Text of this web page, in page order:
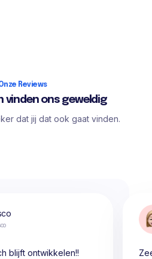
Reviews
vinden ons geweldig
dat jij dat ook gaat vinden.
blijft ontwikkelen!!